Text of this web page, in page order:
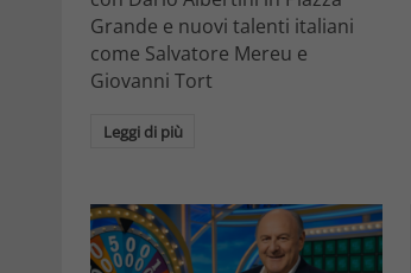
Grande e nuovi talenti italiani
come Salvatore Mereu e
Giovanni Tort
Leggi di più